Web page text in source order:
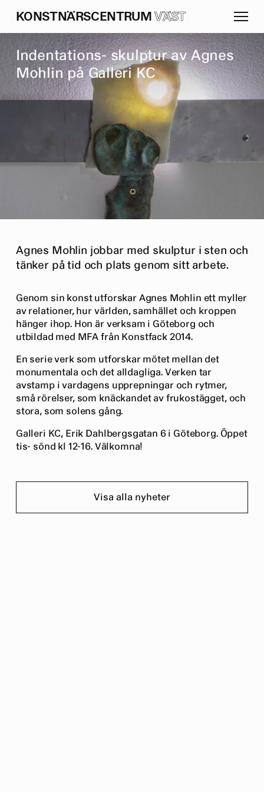
KONSTNÄRSCENTRUM VÄST
Indentations- skulptur av Agnes
Mohlin på Galleri KC
Agnes Mohlin jobbar med skulptur i sten och
tänker på tid och plats genom sitt arbete.
Genom sin konst utforskar Agnes Mohlin ett myller
av relationer, hur världen, samhället och kroppen
hänger ihop. Hon är verksam i Göteborg och
utbildad med MFA från Konstfack 2014.
En serie verk som utforskar mötet mellan det
monumentala och det alldagliga. Verken tar
avstamp i vardagens upprepningar och rytmer,
små rörelser, som knäckandet av frukostägget, och
stora, som solens gång.
Galleri KC, Erik Dahlbergsgatan 6 i Göteborg. Öppet
tis- sönd kl 12-16. Välkomna!
Visa alla nyheter